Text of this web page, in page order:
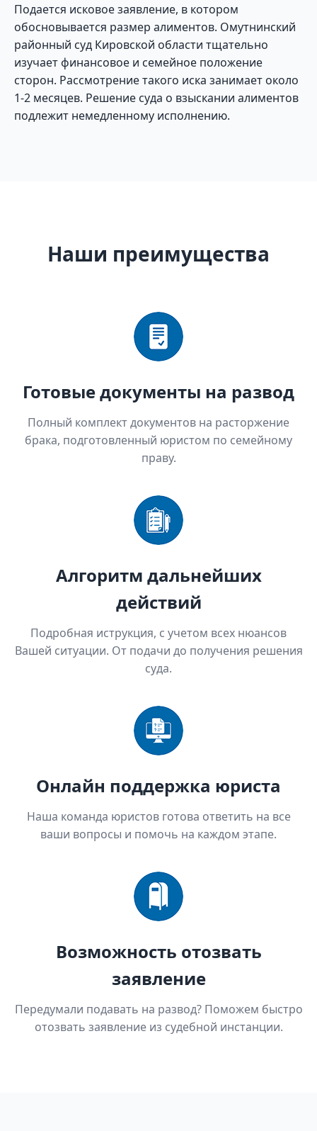
Подается исковое заявление, в котором
обосновывается размер алиментов. Омутнинский
районный суд Кировской области тщательно
изучает финансовое и семейное положение
сторон. Рассмотрение такого иска занимает около
1-2 месяцев. Решение суда о взыскании алиментов
подлежит немедленному исполнению.
Наши преимущества
Готовые документы на развод
Полный комплект документов на расторжение
брака, подготовленный юристом по семейному
праву.
Алгоритм дальнейших
действий
Подробная иструкция, с учетом всех нюансов
Вашей ситуации. От подачи до получения решения
суда.
Онлайн поддержка юриста
Наша команда юристов готова ответить на все
ваши вопросы и помочь на каждом этапе.
Возможность отозвать
заявление
Передумали подавать на развод? Поможем быстро
отозвать заявление из судебной инстанции.